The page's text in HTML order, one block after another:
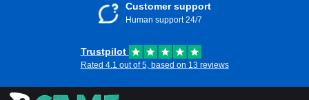
Customer support
Human support 24/7
Trustpilot
Rated 4.1 out of 5, based on 13 reviews